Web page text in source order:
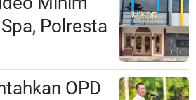
Polresta
Hukum
OPD